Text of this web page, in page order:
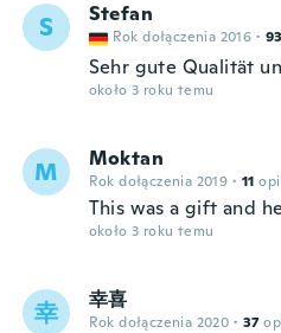
S Stefan
Rok dołączenia 2016 · 93
Sehr gute Qualität
około 3 roku temu
M Moktan
Rok dołączenia 2019 · 11
This was a gift and
około 3 roku temu
幸 幸喜
Rok dołączenia 2020 · 37